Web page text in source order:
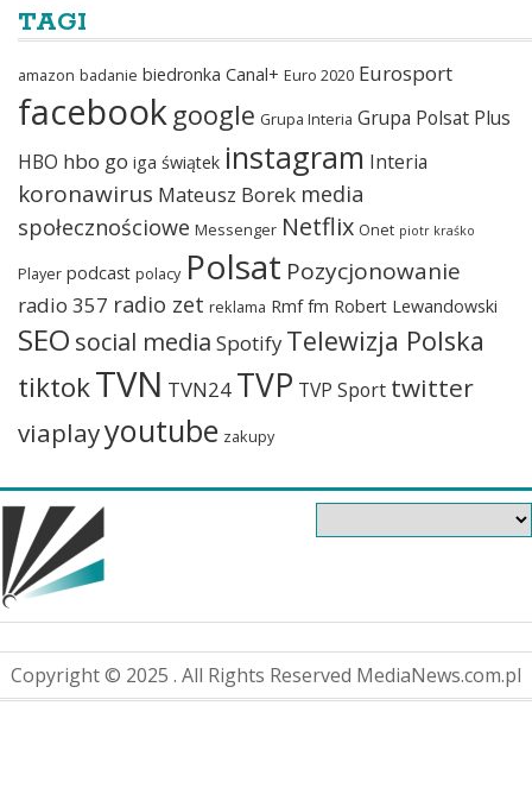
TAGI
amazon badanie biedronka Canal+ Euro 2020 Eurosport
facebook google Grupa Interia Grupa Polsat Plus
HBO hbo go iga świątek instagram Interia
koronawirus Mateusz Borek media
społecznościowe Messenger Netflix Onet piotr kraśko
Player podcast polacy Polsat Pozycjonowanie
radio 357 radio zet reklama Rmf fm Robert Lewandowski
SEO social media Spotify Telewizja Polska
tiktokTVN TVN24 TVP TVP Sport twitter
viaplayyoutube zakupy
Copyright © 2025 . All Rights Reserved MediaNews.com.pl